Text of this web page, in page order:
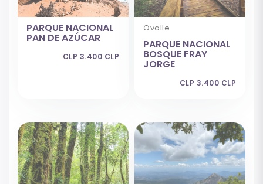
PARQUE NACIONAL
PAN DE AZÚCAR
CLP 3.400 CLP
Ovalle
PARQUE NACIONAL
BOSQUE FRAY
JORGE
CLP 3.400 CLP